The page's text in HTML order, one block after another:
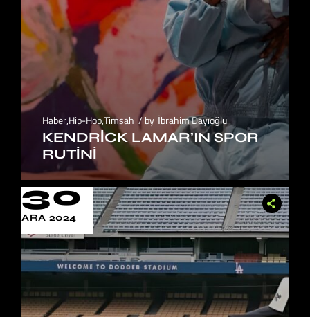
Haber,Hip-Hop,Timsah by İbrahim Dayıoğlu
KENDRICK LAMAR’IN SPOR
RUTINI
30
ARA 2024